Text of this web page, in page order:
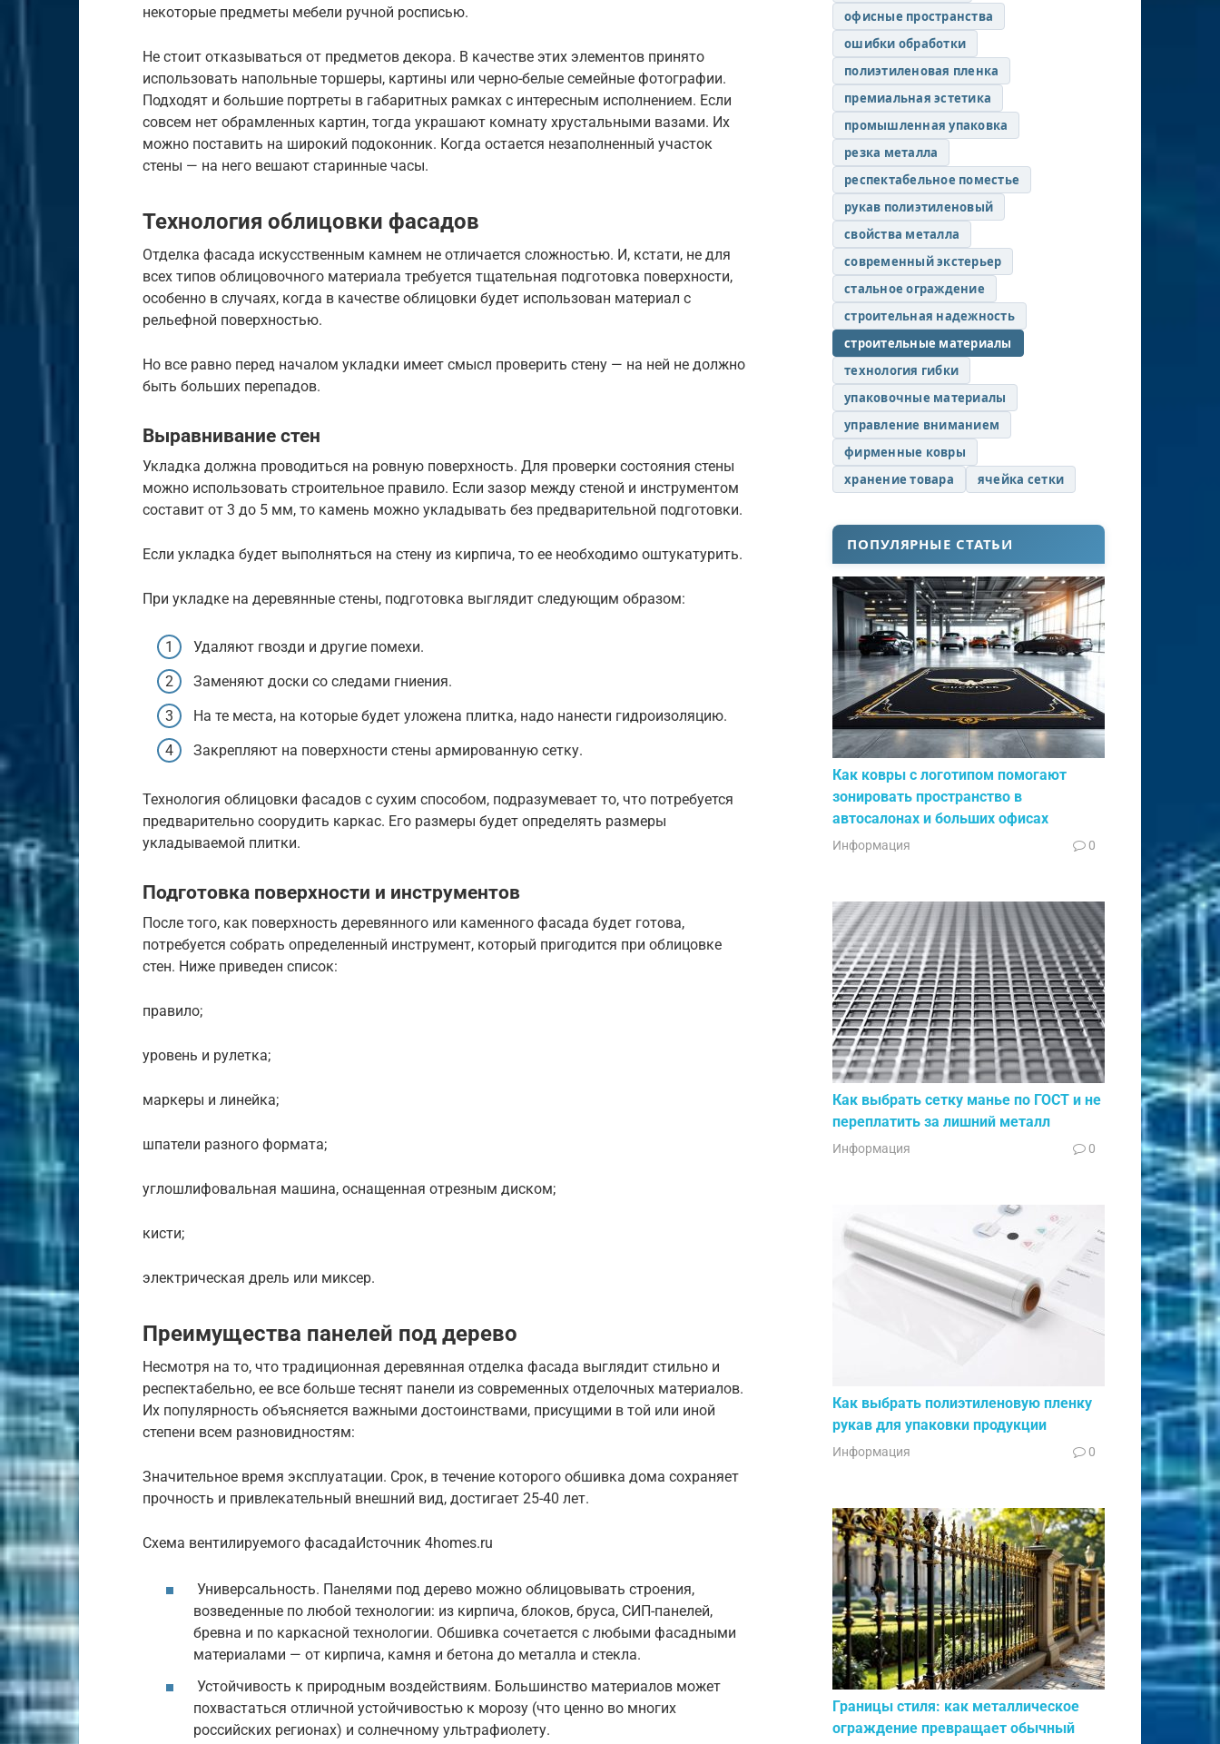
некоторые предметы мебели ручной росписью.
Не стоит отказываться от предметов декора. В качестве этих элементов принято
использовать напольные торшеры, картины или черно-белые семейные фотографии.
Подходят и большие портреты в габаритных рамках с интересным исполнением. Если
совсем нет обрамленных картин, тогда украшают комнату хрустальными вазами. Их
можно поставить на широкий подоконник. Когда остается незаполненный участок
стены — на него вешают старинные часы.
Технология облицовки фасадов
Отделка фасада искусственным камнем не отличается сложностью. И, кстати, не для
всех типов облицовочного материала требуется тщательная подготовка поверхности,
особенно в случаях, когда в качестве облицовки будет использован материал с
рельефной поверхностью.
Но все равно перед началом укладки имеет смысл проверить стену — на ней не должно
быть больших перепадов.
Выравнивание стен
Укладка должна проводиться на ровную поверхность. Для проверки состояния стены
можно использовать строительное правило. Если зазор между стеной и инструментом
составит от 3 до 5 мм, то камень можно укладывать без предварительной подготовки.
Если укладка будет выполняться на стену из кирпича, то ее необходимо оштукатурить.
При укладке на деревянные стены, подготовка выглядит следующим образом:
Удаляют гвозди и другие помехи.
Заменяют доски со следами гниения.
На те места, на которые будет уложена плитка, надо нанести гидроизоляцию.
Закрепляют на поверхности стены армированную сетку.
Технология облицовки фасадов с сухим способом, подразумевает то, что потребуется
предварительно соорудить каркас. Его размеры будет определять размеры
укладываемой плитки.
Подготовка поверхности и инструментов
После того, как поверхность деревянного или каменного фасада будет готова,
потребуется собрать определенный инструмент, который пригодится при облицовке
стен. Ниже приведен список:
правило;
уровень и рулетка;
маркеры и линейка;
шпатели разного формата;
углошлифовальная машина, оснащенная отрезным диском;
кисти;
электрическая дрель или миксер.
Преимущества панелей под дерево
Несмотря на то, что традиционная деревянная отделка фасада выглядит стильно и
респектабельно, ее все больше теснят панели из современных отделочных материалов.
Их популярность объясняется важными достоинствами, присущими в той или иной
степени всем разновидностям:
Значительное время эксплуатации. Срок, в течение которого обшивка дома сохраняет
прочность и привлекательный внешний вид, достигает 25-40 лет.
Схема вентилируемого фасадаИсточник 4homes.ru
Универсальность. Панелями под дерево можно облицовывать строения,
возведенные по любой технологии: из кирпича, блоков, бруса, СИП-панелей,
бревна и по каркасной технологии. Обшивка сочетается с любыми фасадными
материалами — от кирпича, камня и бетона до металла и стекла.
Устойчивость к природным воздействиям. Большинство материалов может
похвастаться отличной устойчивостью к морозу (что ценно во многих
российских регионах) и солнечному ультрафиолету.
офисные пространства
ошибки обработки
полиэтиленовая пленка
премиальная эстетика
промышленная упаковка
резка металла
респектабельное поместье
рукав полиэтиленовый
свойства металла
современный экстерьер
стальное ограждение
строительная надежность
строительные материалы
технология гибки
упаковочные материалы
управление вниманием
фирменные ковры
хранение товара
ячейка сетки
ПОПУЛЯРНЫЕ СТАТЬИ
Как ковры с логотипом помогают
зонировать пространство в
автосалонах и больших офисах
Информация 0
Как выбрать сетку манье по ГОСТ и не
переплатить за лишний металл
Информация 0
Как выбрать полиэтиленовую пленку
рукав для упаковки продукции
Информация 0
Границы стиля: как металлическое
ограждение превращает обычный